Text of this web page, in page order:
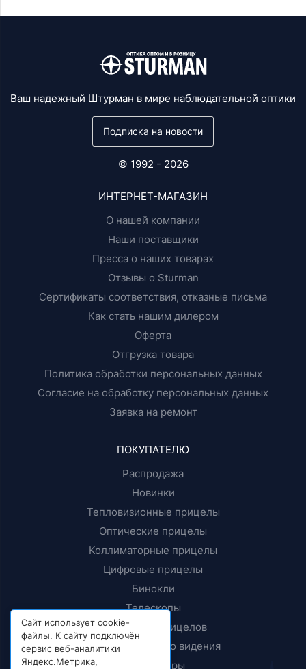
Ваш надежный Штурман в мире наблюдательной оптики
Подписка на новости
© 1992 - 2026
ИНТЕРНЕТ-МАГАЗИН
О нашей компании
Наши поставщики
Пресса о наших товарах
Отзывы о Sturman
Сертификаты соответствия, отказные письма
Как стать нашим дилером
Оферта
Отгрузка товара
Политика обработки персональных данных
Согласие на обработку персональных данных
Заявка на ремонт
ПОКУПАТЕЛЮ
Распродажа
Новинки
Тепловизионные прицелы
Оптические прицелы
Коллиматорные прицелы
Цифровые прицелы
Бинокли
Телескопы
Крепления прицелов
Приборы ночного видения
Дальномеры
Сайт использует cookie-
файлы. К сайту подключён
сервис веб-аналитики
Яндекс.Метрика,